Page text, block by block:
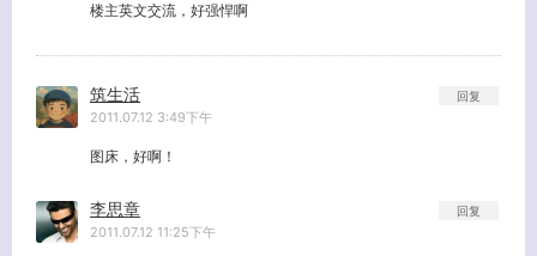
楼主英文交流，好强悍啊
筑生活
2011.07.12 3:49下午
图床，好啊！
回复
李思章
2011.07.12 11:25下午
回复